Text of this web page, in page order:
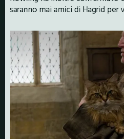
saranno mai amici di Hagrid per